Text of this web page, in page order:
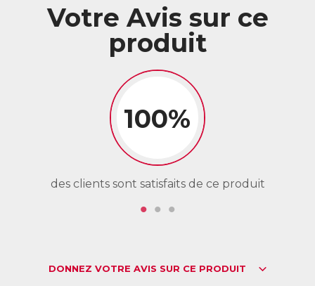
Votre Avis sur ce
produit
100%
des clients sont satisfaits de ce produit
DONNEZ VOTRE AVIS SUR CE PRODUIT